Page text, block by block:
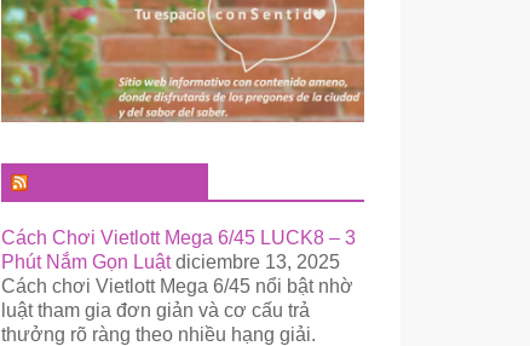
Cách Chơi Vietlott Mega 6/45 LUCK8 – 3
Phút Nắm Gọn Luật diciembre 13, 2025
Cách chơi Vietlott Mega 6/45 nổi bật nhờ
luật tham gia đơn giản và cơ cấu trả
thưởng rõ ràng theo nhiều hạng giải.